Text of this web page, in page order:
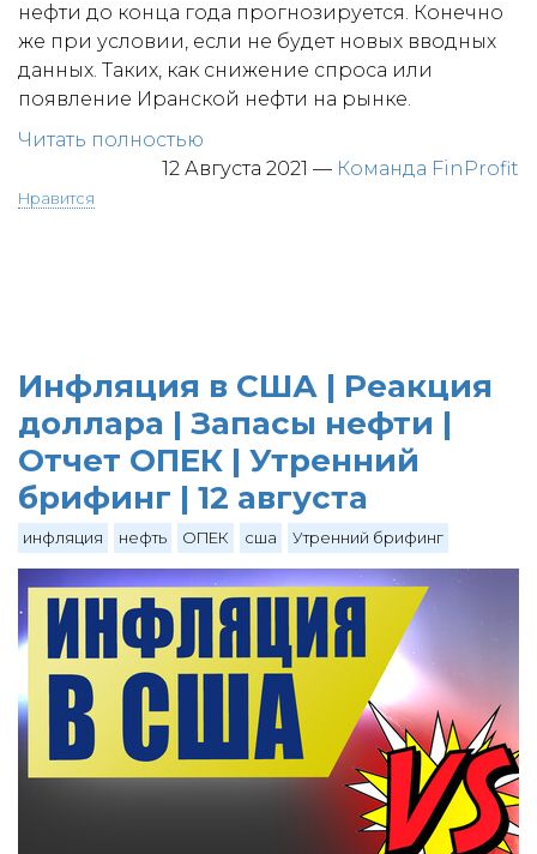
нефти до конца года прогнозируется. Конечно
же при условии, если не будет новых вводных
данных. Таких, как снижение спроса или
появление Иранской нефти на рынке.
Читать полностью
12 Августа 2021 — Команда FinProfit
Нравится
Инфляция в США | Реакция
доллара | Запасы нефти |
Отчет ОПЕК | Утренний
брифинг | 12 августа
инфляция нефть ОПЕК сша Утренний брифинг